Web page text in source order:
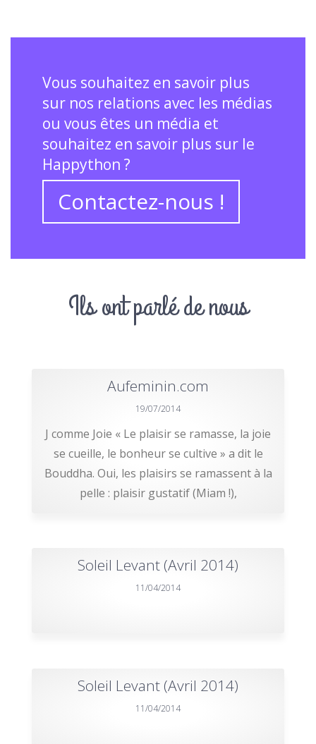
Vous souhaitez en savoir plus
sur nos relations avec les médias
ou vous êtes un média et
souhaitez en savoir plus sur le
Happython ?
Contactez-nous !
Ils ont parlé de nous
Aufeminin.com
19/07/2014
J comme Joie « Le plaisir se ramasse, la joie
se cueille, le bonheur se cultive » a dit le
Bouddha. Oui, les plaisirs se ramassent à la
pelle : plaisir gustatif (Miam !),
Soleil Levant (Avril 2014)
11/04/2014
Soleil Levant (Avril 2014)
11/04/2014